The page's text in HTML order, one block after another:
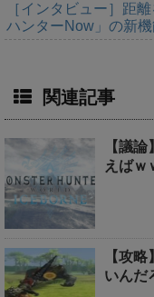
［インタビュー］距
ハンターNow」の新
関連記事
【議
えばｗ
【攻
いんだ